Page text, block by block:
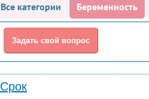
Все категории Беременность
Задать свой вопрос
Срок